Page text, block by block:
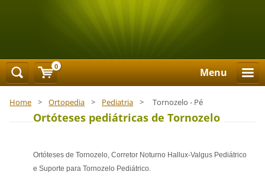
Menu
Home > Ortopedia > Pediatria > Tornozelo - Pé
Ortóteses pediátricas de Tornozelo
Ortóteses de Tornozelo, Corretor Noturno Hallux-Valgus Pediátrico
e Suporte para Tornozelo Pediátrico.
0